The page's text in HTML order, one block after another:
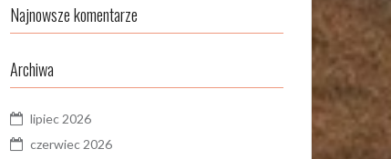
Najnowsze komentarze
Archiwa
lipiec 2026
czerwiec 2026